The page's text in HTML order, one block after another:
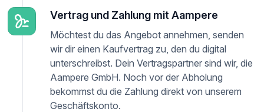
Vertrag und Zahlung mit Aampere
Möchtest du das Angebot annehmen, senden
wir dir einen Kaufvertrag zu, den du digital
unterschreibst. Dein Vertragspartner sind wir, die
Aampere GmbH. Noch vor der Abholung
bekommst du die Zahlung direkt von unserem
Geschäftskonto.